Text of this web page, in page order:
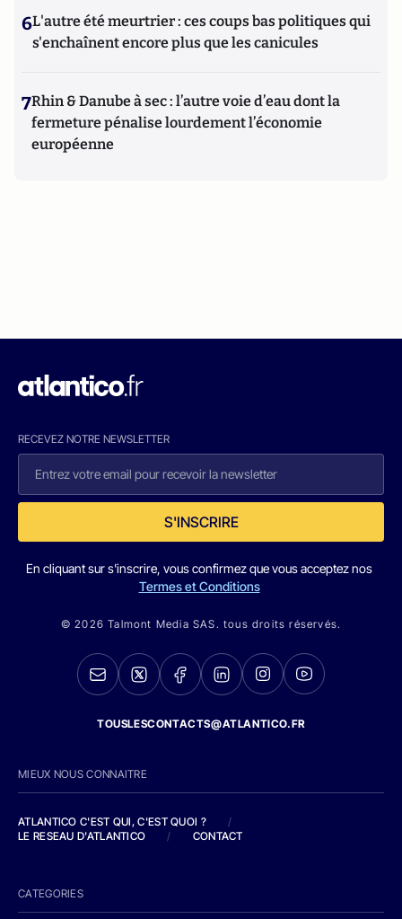
6L'autre été meurtrier : ces coups bas politiques qui
s'enchaînent encore plus que les canicules
7Rhin & Danube à sec : l’autre voie d’eau dont la
fermeture pénalise lourdement l’économie
européenne
RECEVEZ NOTRE NEWSLETTER
S'INSCRIRE
En cliquant sur s'inscrire, vous confirmez que vous acceptez nos
Termes et Conditions
© 2026 Talmont Media SAS. tous droits réservés.
TOUSLESCONTACTS@ATLANTICO.FR
MIEUX NOUS CONNAITRE
ATLANTICO C'EST QUI, C'EST QUOI ?
/
LE RESEAU D'ATLANTICO
/ CONTACT
CATEGORIES